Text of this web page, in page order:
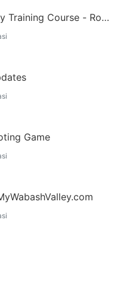
Training Course - Rob
Game